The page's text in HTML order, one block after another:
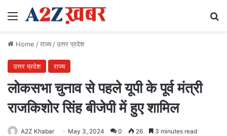
Menu
Home /राज्य/उत्तर प्रदेश
उत्तर प्रदेश राज्य
लोकसभा चुनाव से पहले यूपी के पूर्व मंत्री
राजकिशोर सिंह बीजेपी में हुए शामिल
A2Z Khabar May 3, 2024 0 26 3 minutes read